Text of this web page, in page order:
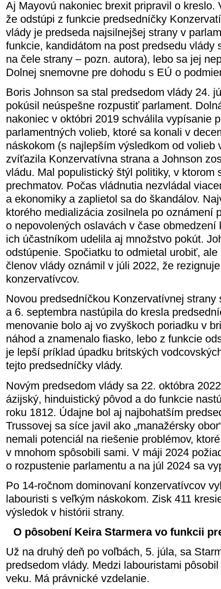
Aj Mayovú nakoniec brexit pripravil o kreslo.
že odstúpi z funkcie predsedníčky
vlády je predseda najsilnejšej strany v
funkcie, kandidátom na post predsedu vlády
na čele strany – pozn. autora), lebo sa jej
Dolnej snemovne pre dohodu s EÚ o
Boris Johnson sa stal predsedom vlády 24.
pokúsil neúspešne rozpustiť parlament.
nakoniec v októbri 2019 schválila vypísanie
parlamentných volieb, ktoré sa konali v
náskokom (s najlepším výsledkom od volieb
zvíťazila Konzervatívna strana a Johnson
vládu. Mal populistický štýl politiky, v ktorom
prechmatov. Počas vládnutia nezvládal
a ekonomiky a zaplietol sa do škandálov.
ktorého medializácia zosilnela po oznámení
o nepovolených oslavách v čase
ich účastníkom udelila aj množstvo pokút.
odstúpenie. Spočiatku to odmietal urobiť,
členov vlády oznámil v júli 2022, že
konzervatívcov.
Novou predsedníčkou Konzervatívnej strany
a 6. septembra nastúpila do kresla
menovanie bolo aj vo zvyškoch poriadku v
náhod a znamenalo fiasko, lebo z funkcie
je lepší príklad úpadku britských
tejto predsedníčky vlády.
Novým predsedom vlády sa 22. októbra
ázijský, hinduistický pôvod a do funkcie
roku 1812. Údajne bol aj najbohatším
Trussovej sa síce javil ako „manažérsky
nemali potenciál na riešenie problémov,
v mnohom spôsobili sami. V máji 2024
o rozpustenie parlamentu a na júl 2024 sa
Po 14-ročnom dominovaní konzervatívcov
labouristi s veľkým náskokom. Zisk 411
výsledok v histórii strany.
O pôsobení Keira Starmera vo funkcii
Už na druhý deň po voľbách, 5. júla, sa
predsedom vlády. Medzi labouristami
veku. Má právnické vzdelanie.